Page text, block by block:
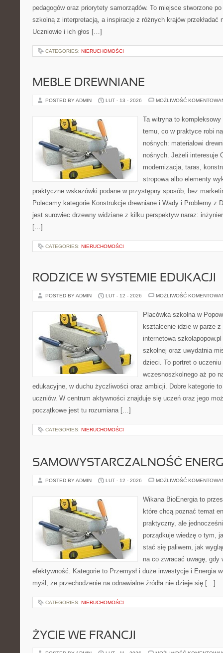
pedagogów oraz priorytety samorządów. To miejsce stworzone
szkolną z interpretacją, a inspiracje z różnych krajów przekładać
Uczniowie i ich głos […]
CATEGORIES: NIERUCHOMOŚCI
MEBLE DREWNIANE
POSTED BY ADMIN LUT - 13 - 2026 MOŻLIWOŚĆ
Ta witryna to
temu, co w praktyce robi
nośnych: materiałowi
nośnych. Jeżeli interesuje
modernizacja, taras,
stropowa albo elementy
praktyczne wskazówki podane w przystępny sposób, bez
Polecamy kategorie Konstrukcje drewniane i Wady i Problemy z
jest surowiec drzewny widziane z kilku perspektyw naraz:
[…]
CATEGORIES: NIERUCHOMOŚCI
RODZICE W SYSTEMIE EDUKACJI
POSTED BY ADMIN LUT - 12 - 2026 MOŻLIWOŚĆ
Placówka szkolna w
kształcenie idzie w parze
internetowa
szkolnej oraz uwydatnia
dzieci. To portret o uczeniu
wczesnoszkolnego aż po
edukacyjne, w duchu życzliwości oraz ambicji. Dobre kategorie
uczniów. W centrum aktywności znajduje się uczeń oraz jego
początkowe jest tu rozumiana […]
CATEGORIES: NIERUCHOMOŚCI
SAMOWYSTARCZALNOŚĆ
POSTED BY ADMIN LUT - 12 - 2026 MOŻLIWOŚĆ
Wikana BioEnergia to
które chcą poznać temat
praktyczny, ale
porządkuje wiedzę o tym,
stać się paliwem, jak
na co zwracać uwagę, gdy
efektywność. Kategorie to Przemysł i duże inwestycje i Energia
myśl, że przechodzenie na odnawialne źródła nie dzieje się […]
CATEGORIES: NIERUCHOMOŚCI
ŻYCIE WE FRANCJI